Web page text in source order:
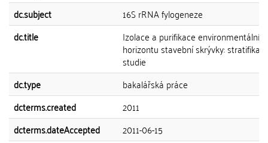
dc.subject
16S rRNA fylogeneze
dc.title
Izolace a purifikace environmentální
horizontu stavební skrývky:
studie
dc.type
bakalářská práce
dcterms.created
2011
dcterms.dateAccepted
2011-06-15